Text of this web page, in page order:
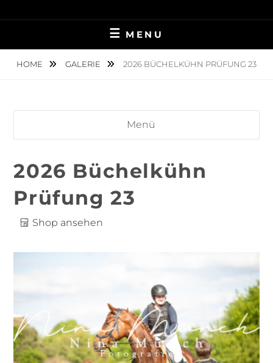
to
NINA MÜNCH
FOTOGRAFIE
MENU
HOME GALERIE 2026 BÜCHELKÜHN PRÜFUNG 23
Menü
2026 Büchelkühn
Prüfung 23
Shop ansehen